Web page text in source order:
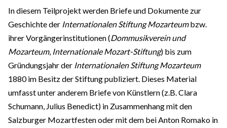
In diesem Teilprojekt werden Briefe und Dokumente zur
Geschichte der Internationalen Stiftung Mozarteumbzw.
ihrer Vorgängerinstitutionen (Dommusikverein und
Mozarteum, Internationale Mozart-Stiftung) bis zum
Gründungsjahr der Internationalen Stiftung Mozarteum
1880 im Besitz der Stiftung publiziert. Dieses Material
umfasst unter anderem Briefe von Künstlern (z.B. Clara
Schumann, Julius Benedict) in Zusammenhang mit den
Salzburger Mozartfesten oder mit dem bei Anton Romako in